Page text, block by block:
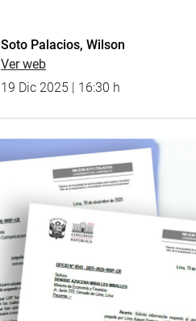
Soto Palacios, Wilson
Ver web
19 Dic 2025 | 16:30 h